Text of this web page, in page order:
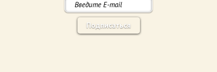
Подписаться